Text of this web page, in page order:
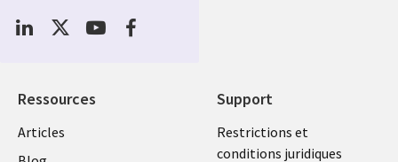
Ressources
Library
Articles
Support
Legal
Restrictions et
conditions juridiques
Social
Media